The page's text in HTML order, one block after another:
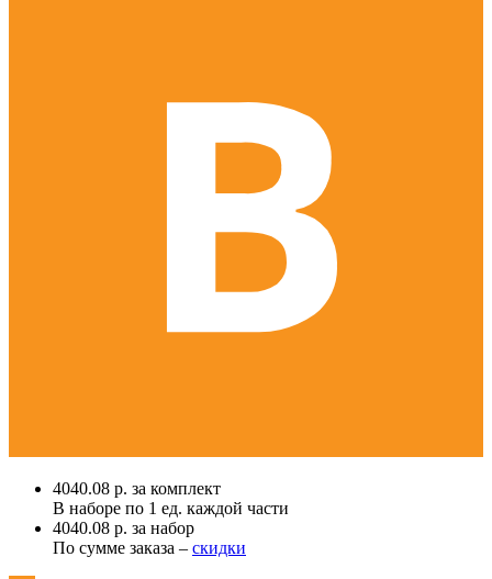
4040.08 р. за комплект
В наборе по 1 ед. каждой части
4040.08 р. за набор
По сумме заказа – скидки